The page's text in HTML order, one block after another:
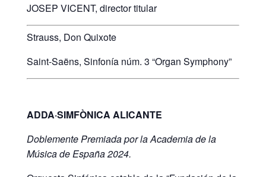
JOSEP VICENT, director titular
Strauss, Don Quixote
Saint-Saëns, Sinfonía núm. 3 “Organ Symphony”
ADDA·SIMFÒNICA ALICANTE
Doblemente Premiada por la Academia de la
Música de España 2024.